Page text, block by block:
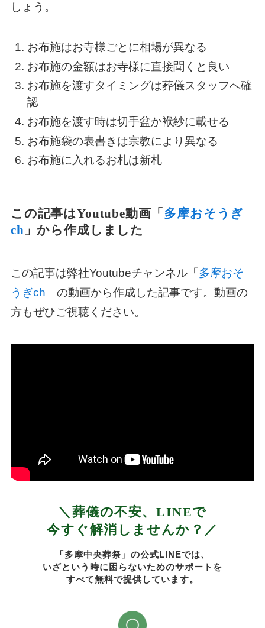
しょう。
お布施はお寺様ごとに相場が異なる
お布施の金額はお寺様に直接聞くと良い
お布施を渡すタイミングは葬儀スタッフへ確
認
お布施を渡す時は切手盆か袱紗に載せる
お布施袋の表書きは宗教により異なる
お布施に入れるお札は新札
この記事はYoutube動画「 多摩おそうぎ
ch 」から作成しました
この記事は弊社Youtubeチャンネル「多摩おそ
うぎch 」の動画から作成した記事です。動画の
方もぜひご視聴ください。
＼葬儀の不安、LINEで
今すぐ解消しませんか？／
「多摩中央葬祭」の公式LINEでは、
いざという時に困らないためのサポートを
すべて無料で提供しています。